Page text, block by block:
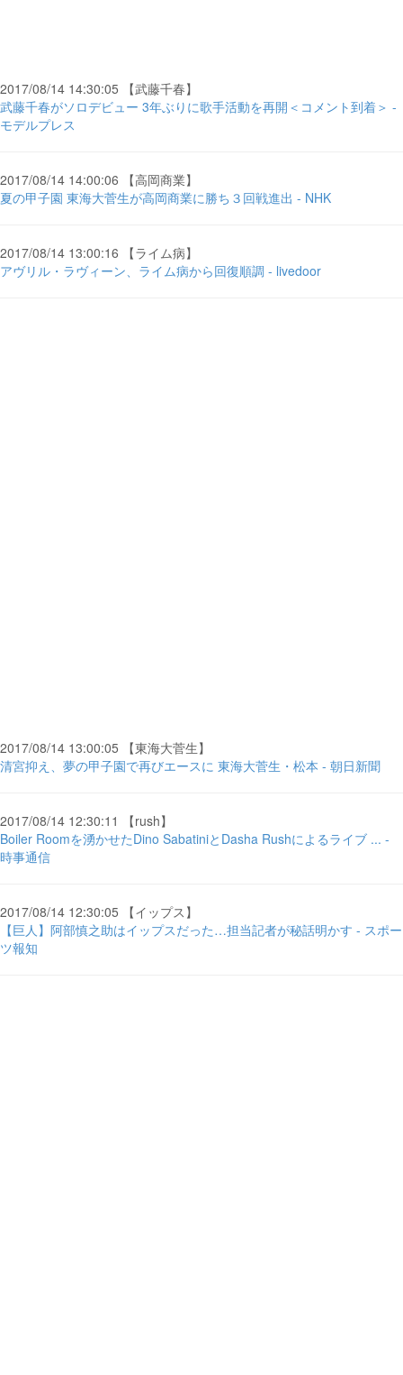
2017/08/14 14:30:05 【武藤千春】
武藤千春がソロデビュー 3年ぶりに歌手活動を再開＜コメント到着＞ -
モデルプレス
2017/08/14 14:00:06 【高岡商業】
夏の甲子園 東海大菅生が高岡商業に勝ち３回戦進出 - NHK
2017/08/14 13:00:16 【ライム病】
アヴリル・ラヴィーン、ライム病から回復順調 - livedoor
2017/08/14 13:00:05 【東海大菅生】
清宮抑え、夢の甲子園で再びエースに 東海大菅生・松本 - 朝日新聞
2017/08/14 12:30:11 【rush】
Boiler Roomを湧かせたDino SabatiniとDasha Rushによるライブ ... -
時事通信
2017/08/14 12:30:05 【イップス】
【巨人】阿部慎之助はイップスだった…担当記者が秘話明かす - スポー
ツ報知